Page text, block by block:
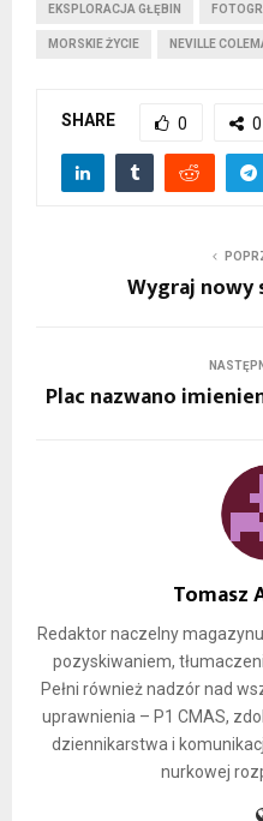
EKSPLORACJA GŁĘBIN
MORSKIE ŻYCIE NEVILLE
SHARE 0 0
Wygraj nowy
Plac nazwano
Tomasz
Redaktor naczelny
pozyskiwaniem,
Pełni również nadzór nad
uprawnienia – P1 CMAS,
dziennikarstwa i
nurkowej